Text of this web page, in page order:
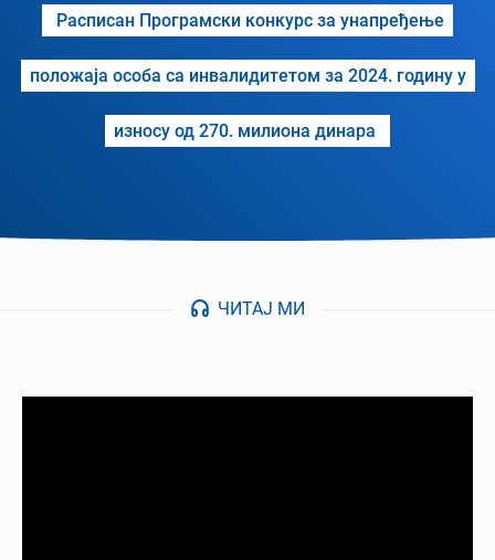
Расписан Програмски конкурс за унапређење
положаја особа са инвалидитетом за 2024. годину у
износу од 270. милиона динара
ЧИТАЈ МИ